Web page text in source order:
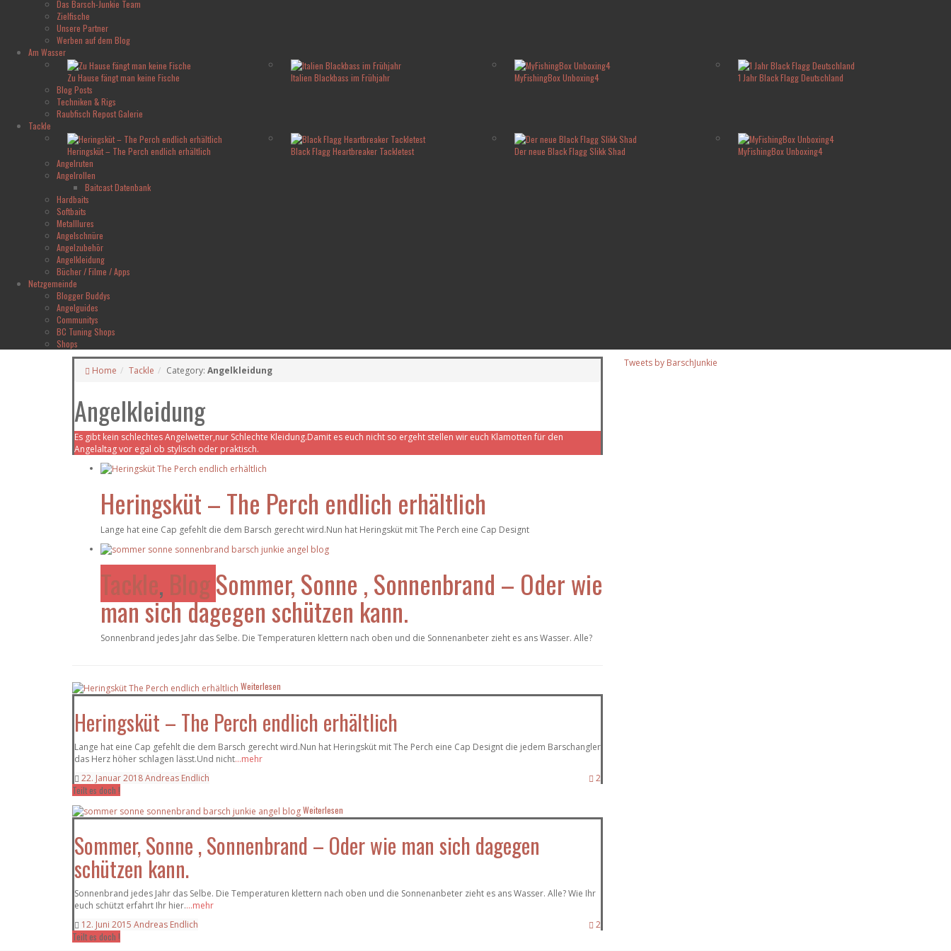
Das Barsch-Junkie Team
Zielfische
Unsere Partner
Werben auf dem Blog
Am Wasser
Zu Hause fängt man keine Fische Italien Blackbass im Frühjahr MyFishingBox Unboxing4
1 Jahr Black Flagg Deutschland
Blog Posts
Techniken & Rigs
Raubfisch Repost Galerie
Tackle
Heringsküt – The Perch endlich erhältlich Black Flagg Heartbreaker Tackletest Der neue Black Flagg Slikk Shad
MyFishingBox Unboxing4
Angelruten
Angelrollen
Baitcast Datenbank
Hardbaits
Softbaits
Metalllures
Angelschnüre
Angelzubehör
Angelkleidung
Bücher / Filme / Apps
Netzgemeinde
Blogger Buddys
Angelguides
Communitys
BC Tuning Shops
Shops
Home Tackle Category: Angelkleidung
Angelkleidung
Es gibt kein schlechtes Angelwetter,nur Schlechte Kleidung.Damit es euch nicht so ergeht stellen wir euch Klamotten für den
Angelaltag vor egal ob stylisch oder praktisch.
Heringsküt – The Perch endlich erhältlich
Lange hat eine Cap gefehlt die dem Barsch gerecht wird.Nun hat Heringsküt mit The Perch eine Cap Designt
Tackle, BlogSommer, Sonne , Sonnenbrand – Oder wie
man sich dagegen schützen kann.
Sonnenbrand jedes Jahr das Selbe. Die Temperaturen klettern nach oben und die Sonnenanbeter zieht es ans Wasser. Alle?
Weiterlesen
Heringsküt – The Perch endlich erhältlich
Lange hat eine Cap gefehlt die dem Barsch gerecht wird.Nun hat Heringsküt mit The Perch eine Cap Designt die jedem Barschangler
das Herz höher schlagen lässt.Und nicht...mehr
22. Januar 2018Andreas Endlich
2
Teilt es doch !
Weiterlesen
Sommer, Sonne , Sonnenbrand – Oder wie man sich dagegen
schützen kann.
Sonnenbrand jedes Jahr das Selbe. Die Temperaturen klettern nach oben und die Sonnenanbeter zieht es ans Wasser. Alle? Wie Ihr
euch schützt erfahrt Ihr hier....mehr
12. Juni 2015 Andreas Endlich
2
Teilt es doch !
Tweets by BarschJunkie